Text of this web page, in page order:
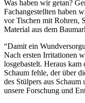
Was haben wir getan?
Fachangestellten haben
vor Tischen mit Rohren,
Material aus dem
“Damit ein
Nach ersten Irritationen
losgebastelt. Heraus
Schaum fehle, der über
des Stülpers aus
unsere Forschung und